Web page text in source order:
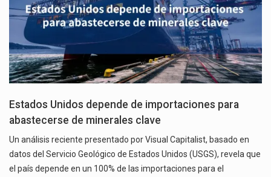
Estados Unidos depende de importaciones para
abastecerse de minerales clave
Un análisis reciente presentado por Visual Capitalist, basado en
datos del Servicio Geológico de Estados Unidos (USGS), revela que
el país depende en un 100% de las importaciones para el